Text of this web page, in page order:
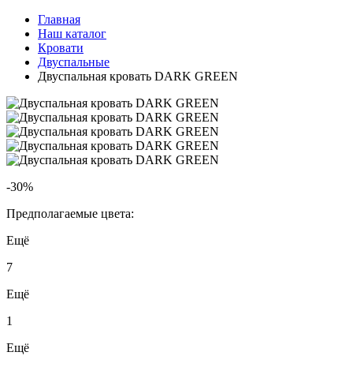
Главная
Наш каталог
Кровати
Двуспальные
Двуспальная кровать DARK GREEN
-30%
Предполагаемые цвета:
Ещё
7
Ещё
1
Ещё